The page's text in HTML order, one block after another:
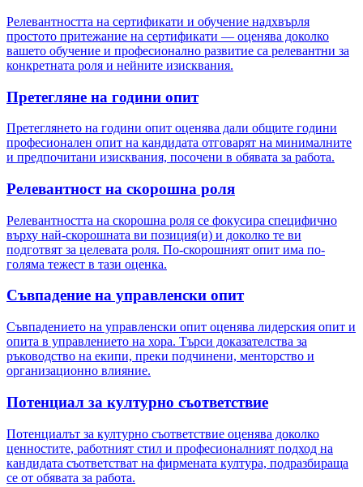
Релевантността на сертификати и обучение надхвърля
простото притежание на сертификати — оценява доколко
вашето обучение и професионално развитие са релевантни за
конкретната роля и нейните изисквания.
Претегляне на години опит
Претеглянето на години опит оценява дали общите години
професионален опит на кандидата отговарят на минималните
и предпочитани изисквания, посочени в обявата за работа.
Релевантност на скорошна роля
Релевантността на скорошна роля се фокусира специфично
върху най-скорошната ви позиция(и) и доколко те ви
подготвят за целевата роля. По-скорошният опит има по-
голяма тежест в тази оценка.
Съвпадение на управленски опит
Съвпадението на управленски опит оценява лидерския опит и
опита в управлението на хора. Търси доказателства за
ръководство на екипи, преки подчинени, менторство и
организационно влияние.
Потенциал за културно съответствие
Потенциалът за културно съответствие оценява доколко
ценностите, работният стил и професионалният подход на
кандидата съответстват на фирмената култура, подразбираща
се от обявата за работа.